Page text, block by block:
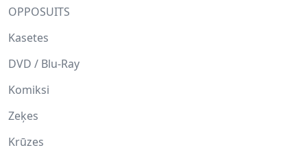
OPPOSUITS
Kasetes
DVD / Blu-Ray
Komiksi
Zeķes
Krūzes